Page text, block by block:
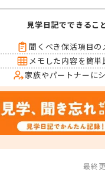
見学日記でできるこ
聞くべき保活項目の
メモした内容を簡単
家族やパートナーに
最終